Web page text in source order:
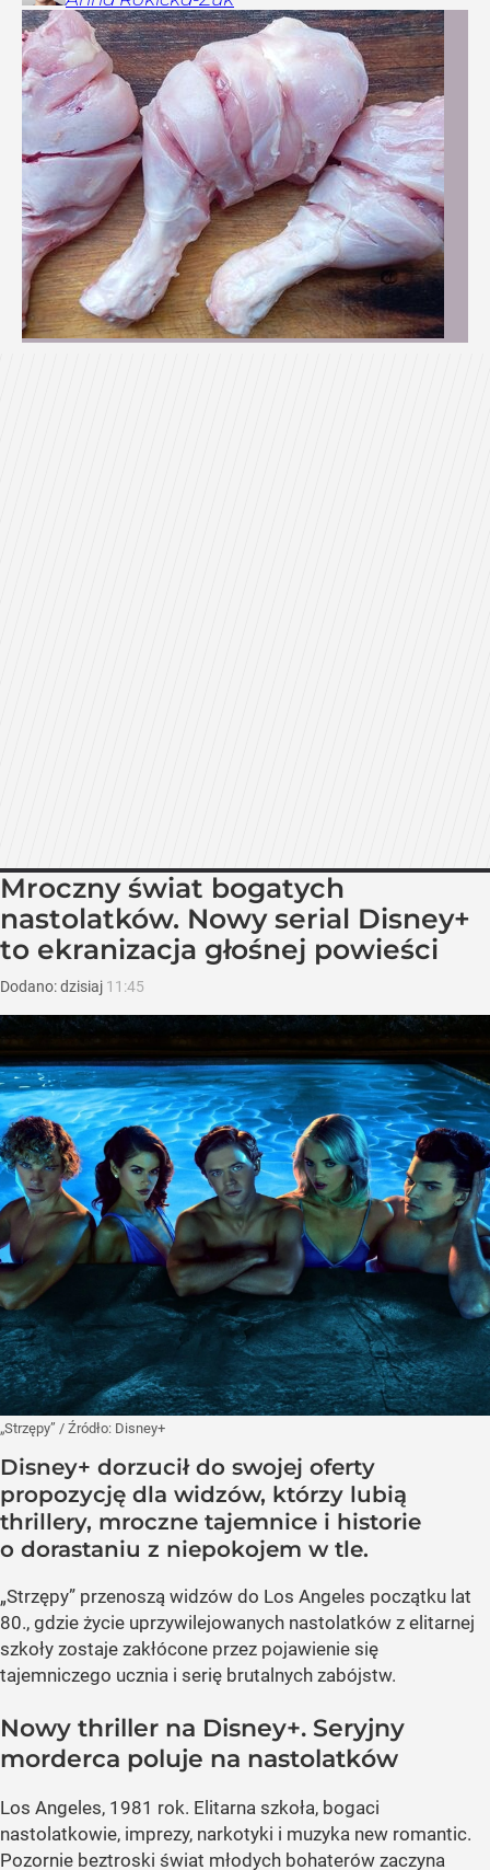
Mroczny świat bogatych
nastolatków. Nowy serial Disney+
to ekranizacja głośnej powieści
Dodano:dzisiaj 11:45
„Strzępy” / Źródło: Disney+
Disney+ dorzucił do swojej oferty
propozycję dla widzów, którzy lubią
thrillery, mroczne tajemnice i historie
o dorastaniu z niepokojem w tle.
„Strzępy” przenoszą widzów do Los Angeles początku lat
80., gdzie życie uprzywilejowanych nastolatków z elitarnej
szkoły zostaje zakłócone przez pojawienie się
tajemniczego ucznia i serię brutalnych zabójstw.
Nowy thriller na Disney+. Seryjny
morderca poluje na nastolatków
Los Angeles, 1981 rok. Elitarna szkoła, bogaci
nastolatkowie, imprezy, narkotyki i muzyka new romantic.
Pozornie beztroski świat młodych bohaterów zaczyna